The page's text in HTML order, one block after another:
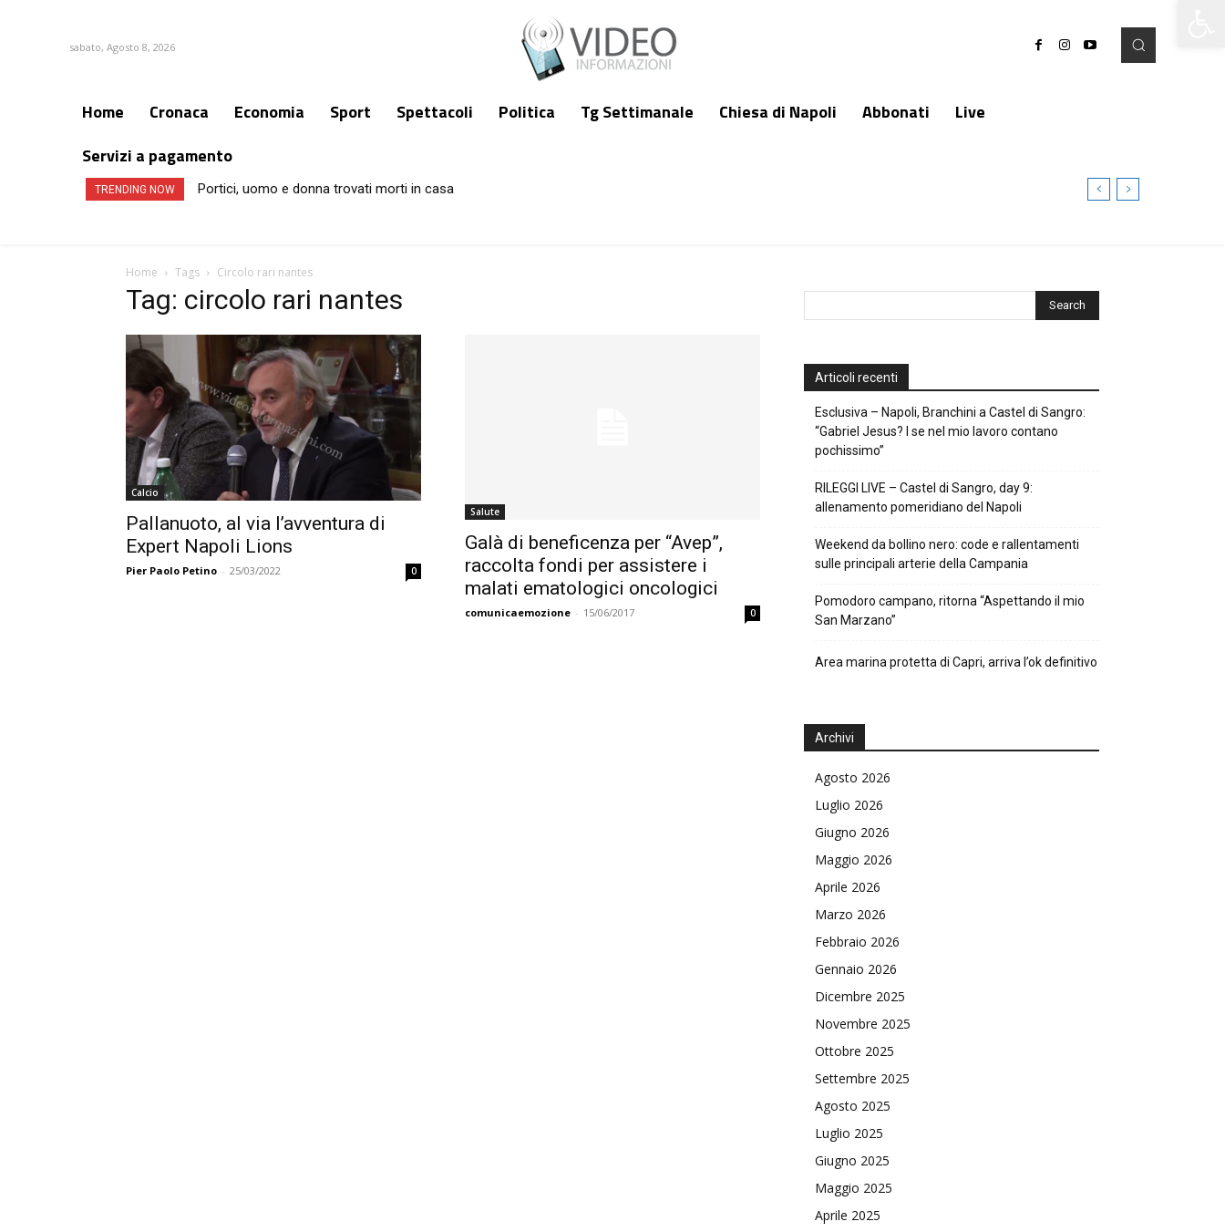
sabato, Agosto 8, 2026
Home Cronaca Economia Sport Spettacoli Politica Tg Settimanale Chiesa di Napoli Abbonati
Live
Servizi a pagamento
TRENDING NOW Portici, uomo e donna trovati morti in casa
Home Tags Circolo rari nantes
Tag: circolo rari nantes
Calcio
Pallanuoto, al via l’avventura di
Expert Napoli Lions
Pier Paolo Petino - 25/03/2022 0
Salute
Galà di beneficenza per “Avep”,
raccolta fondi per assistere i
malati ematologici oncologici
comunicaemozione - 15/06/2017 0
Articoli recenti
Esclusiva – Napoli, Branchini a Castel di Sangro:
“Gabriel Jesus? I se nel mio lavoro contano
pochissimo”
RILEGGI LIVE – Castel di Sangro, day 9:
allenamento pomeridiano del Napoli
Weekend da bollino nero: code e rallentamenti
sulle principali arterie della Campania
Pomodoro campano, ritorna “Aspettando il mio
San Marzano”
Area marina protetta di Capri, arriva l’ok definitivo
Archivi
Agosto 2026
Luglio 2026
Giugno 2026
Maggio 2026
Aprile 2026
Marzo 2026
Febbraio 2026
Gennaio 2026
Dicembre 2025
Novembre 2025
Ottobre 2025
Settembre 2025
Agosto 2025
Luglio 2025
Giugno 2025
Maggio 2025
Aprile 2025